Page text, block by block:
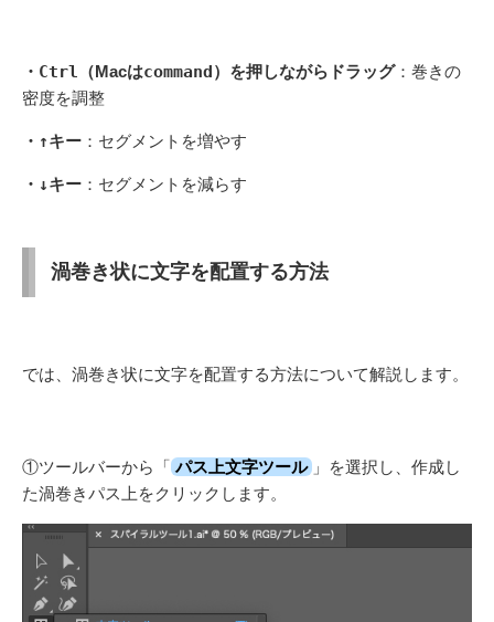
・ Ctrl （Macはcommand）を押しながらドラッグ：巻きの
密度を調整
・ ↑キー ：セグメントを増やす
・ ↓キー ：セグメントを減らす
渦巻き状に文字を配置する方法
では、渦巻き状に文字を配置する方法について解説します。
①ツールバーから「 パス上文字ツール 」を選択し、作成し
た渦巻きパス上をクリックします。